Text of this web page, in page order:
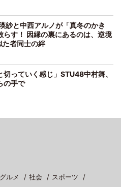
紗と中西アルノが「真冬のかき
らす！ 因縁の裏にあるのは、逆境
た者同士の絆
切っていく感じ」STU48中村舞、
の手で
グルメ 社会
スポーツ